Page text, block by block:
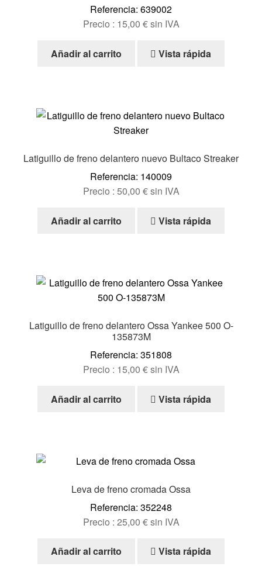
Referencia: 639002
Precio : 15,00 €sin IVA
Añadir al carrito Vista rápida
Latiguillo de freno delantero nuevo Bultaco Streaker
Referencia: 140009
Precio : 50,00 €sin IVA
Añadir al carrito Vista rápida
Latiguillo de freno delantero Ossa Yankee 500 O-
135873M
Referencia: 351808
Precio : 15,00 €sin IVA
Añadir al carrito Vista rápida
Leva de freno cromada Ossa
Referencia: 352248
Precio : 25,00 €sin IVA
Añadir al carrito Vista rápida